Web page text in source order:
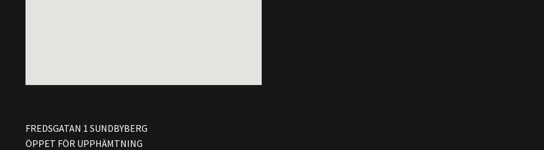
FREDSGATAN 1 SUNDBYBERG
ÖPPET FÖR UPPHÄMTNING